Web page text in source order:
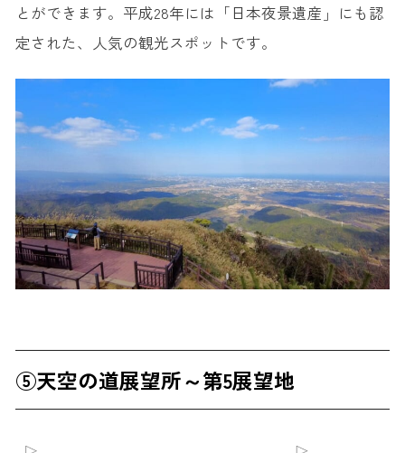
とができます。平成28年には「日本夜景遺産」にも認
定された、人気の観光スポットです。
⑤天空の道展望所～第5展望地